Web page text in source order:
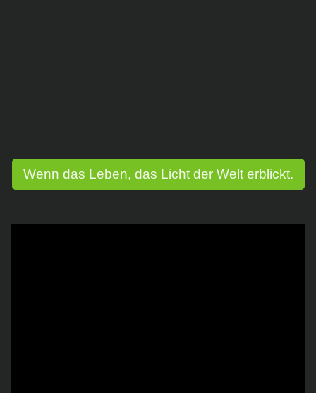
Wenn das Leben, das Licht der Welt erblickt.